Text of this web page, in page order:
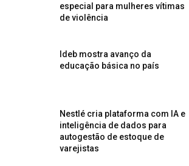
especial para mulheres vítimas
de violência
Ideb mostra avanço da
educação básica no país
Nestlé cria plataforma com IA e
inteligência de dados para
autogestão de estoque de
varejistas